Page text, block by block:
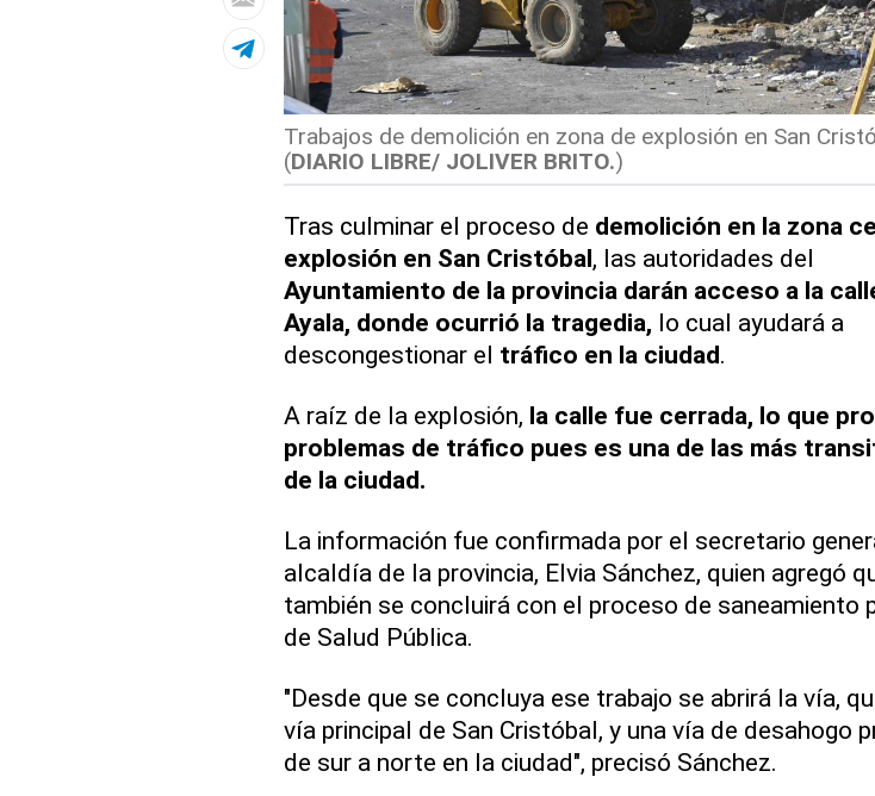
Trabajos de demolición en zona de explosión en San
(DIARIO LIBRE/ JOLIVER BRITO.)
Tras culminar el proceso de demolición en la zona
explosión en San Cristóbal, las autoridades del
Ayuntamiento de la provincia darán acceso a la
Ayala, donde ocurrió la tragedia, lo cual ayudará a
descongestionar el tráfico en la ciudad.
A raíz de la explosión, la calle fue cerrada, lo que
problemas de tráfico pues es una de las más
de la ciudad.
La información fue confirmada por el secretario
alcaldía de la provincia, Elvia Sánchez, quien agregó
también se concluirá con el proceso de saneamiento
de Salud Pública.
"Desde que se concluya ese trabajo se abrirá la vía,
vía principal de San Cristóbal, y una vía de desahogo
de sur a norte en la ciudad", precisó Sánchez.